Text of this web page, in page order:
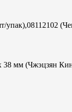
упак),08112102
38 мм (Чжэцзян